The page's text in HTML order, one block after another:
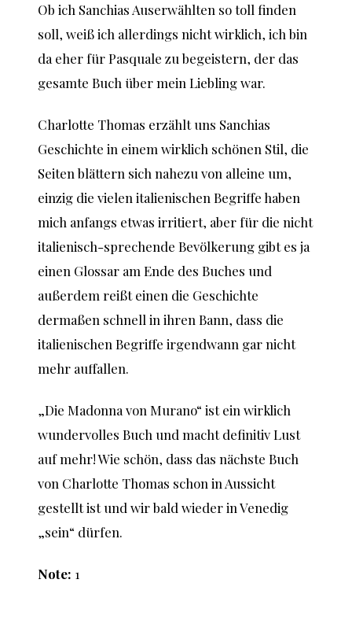
Ob ich Sanchias Auserwählten so toll finden
soll, weiß ich allerdings nicht wirklich, ich bin
da eher für Pasquale zu begeistern, der das
gesamte Buch über mein Liebling war.
Charlotte Thomas erzählt uns Sanchias
Geschichte in einem wirklich schönen Stil, die
Seiten blättern sich nahezu von alleine um,
einzig die vielen italienischen Begriffe haben
mich anfangs etwas irritiert, aber für die nicht
italienisch-sprechende Bevölkerung gibt es ja
einen Glossar am Ende des Buches und
außerdem reißt einen die Geschichte
dermaßen schnell in ihren Bann, dass die
italienischen Begriffe irgendwann gar nicht
mehr auffallen.
„Die Madonna von Murano“ ist ein wirklich
wundervolles Buch und macht definitiv Lust
auf mehr! Wie schön, dass das nächste Buch
von Charlotte Thomas schon in Aussicht
gestellt ist und wir bald wieder in Venedig
„sein“ dürfen.
Note: 1